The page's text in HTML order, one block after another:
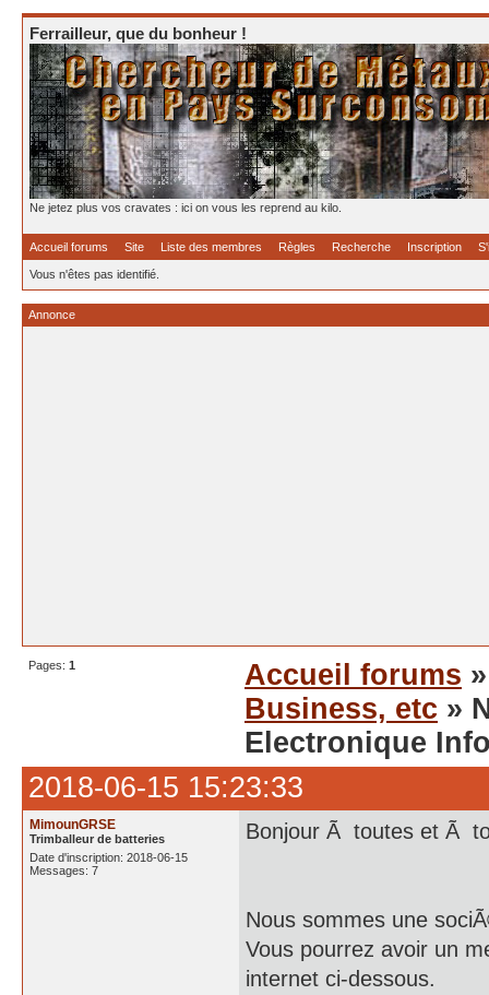
Ferrailleur, que du bonheur !
Ne jetez plus vos cravates : ici on vous les reprend au kilo.
Accueil forums Site Liste des membres Règles Recherche Inscription
Vous n'êtes pas identifié.
Annonce
Pages: 1 Accueil forums
Business, etc »
Electronique
2018-06-15 15:23:33
MimounGRSE
Trimballeur de batteries
Date d'inscription: 2018-06-15
Messages: 7
Bonjour Ã toutes et Ã
Nous sommes une
Vous pourrez avoir un
internet ci-dessous.